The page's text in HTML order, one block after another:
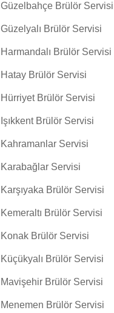
Güzelbahçe Brülör Servisi
Güzelyalı Brülör Servisi
Harmandalı Brülör Servisi
Hatay Brülör Servisi
Hürriyet Brülör Servisi
Işıkkent Brülör Servisi
Kahramanlar Servisi
Karabağlar Servisi
Karşıyaka Brülör Servisi
Kemeraltı Brülör Servisi
Konak Brülör Servisi
Küçükyalı Brülör Servisi
Mavişehir Brülör Servisi
Menemen Brülör Servisi